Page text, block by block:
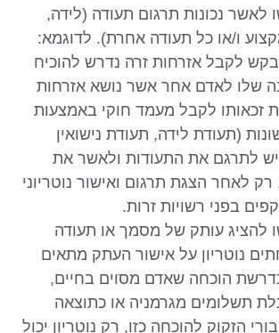
לאשר נכונות תרגום תעודה (לידה,
ו/או כל תעודה אחרת). לדוגמא:
לקבל אזרחות זרה נדרש להוכיח
שלו לאדם אחר אשר נושא אזרחות
זכאותו לקבל מעמד חוקי באמצעות
(תעודת לידה, תעודת נישואין
לתרגם את התעודות ולאשר את
רק לאחר הצגת תרגום ואישור נוטריוני
בפני רשויות זרות.
להציג עותק של מסמך או תעודה
נוטריון על אישור העתק מתאים
הוכחה שאדם מסוים בחיים,
תשלומים מגרמניה או כתוצאה
הזקוק להוכחה כזו, רק נוטריון יכול